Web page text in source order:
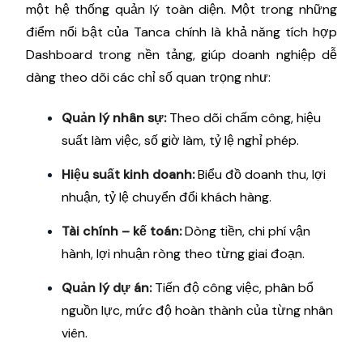
một hệ thống quản lý toàn diện. Một trong những
điểm nổi bật của Tanca chính là khả năng tích hợp
Dashboard trong nền tảng, giúp doanh nghiệp dễ
dàng theo dõi các chỉ số quan trọng như:
Quản lý nhân sự:Theo dõi chấm công, hiệu
suất làm việc, số giờ làm, tỷ lệ nghỉ phép.
Hiệu suất kinh doanh:Biểu đồ doanh thu, lợi
nhuận, tỷ lệ chuyển đổi khách hàng.
Tài chính – kế toán:Dòng tiền, chi phí vận
hành, lợi nhuận ròng theo từng giai đoạn.
Quản lý dự án:Tiến độ công việc, phân bổ
nguồn lực, mức độ hoàn thành của từng nhân
viên.